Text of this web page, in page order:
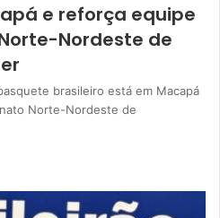
e reforça equipe
Nordeste de
brasileiro está em Macapá
Norte-Nordeste de